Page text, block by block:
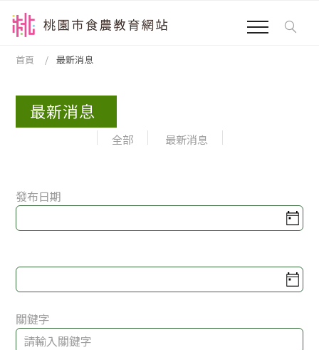
首頁 最新消息
最新消息
全部 最新消息
發布日期
關鍵字